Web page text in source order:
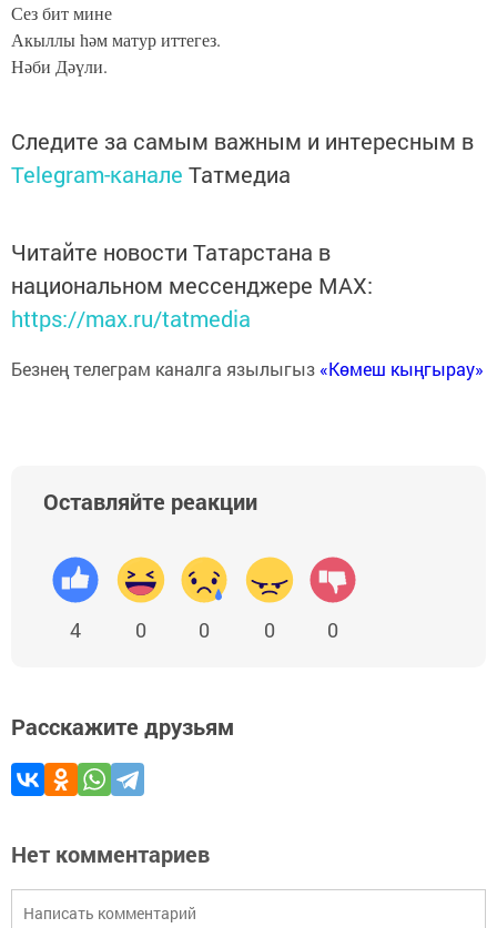
Сез бит мине
Акыллы һәм матур иттегез.
Нәби Дәүли.
Следите за самым важным и интересным в
Telegram-канале Татмедиа
Читайте новости Татарстана в
национальном мессенджере MАХ:
https://max.ru/tatmedia
Безнең телеграм каналга язылыгыз «Көмеш кыңгырау»
Оставляйте реакции
4 0 0 0 0
Расскажите друзьям
Нет комментариев